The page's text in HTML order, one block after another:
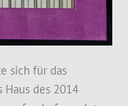
sich für das
Haus des 2014